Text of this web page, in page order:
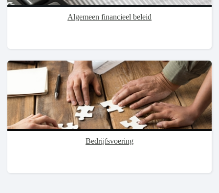
Algemeen financieel beleid
Bedrijfsvoering